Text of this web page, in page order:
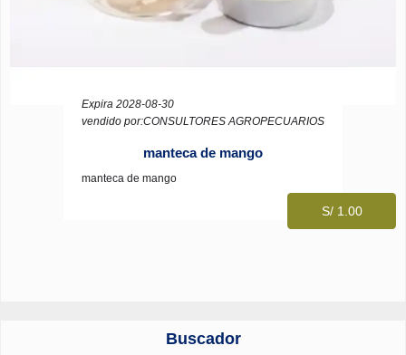
Expira 2028-08-30
vendido por:CONSULTORES AGROPECUARIOS
manteca de mango
manteca de mango
S/ 1.00
Buscador